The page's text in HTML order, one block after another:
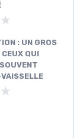
: UN GROS
CEUX QUI